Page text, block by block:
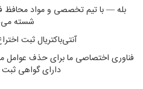
بله — با تیم تخصصی و مواد
شسته
آنتی‌باکتریال ثبت اختراع 86830
فناوری اختصاصی ما برای حذف
دارای گواهی